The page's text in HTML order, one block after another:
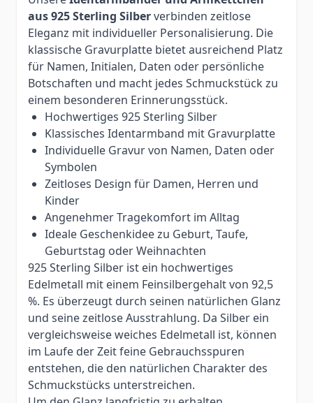
aus 925 Sterling Silberverbinden zeitlose
Eleganz mit individueller Personalisierung. Die
klassische Gravurplatte bietet ausreichend Platz
für Namen, Initialen, Daten oder persönliche
Botschaften und macht jedes Schmuckstück zu
einem besonderen Erinnerungsstück.
Hochwertiges 925 Sterling Silber
Klassisches Identarmband mit Gravurplatte
Individuelle Gravur von Namen, Daten oder
Symbolen
Zeitloses Design für Damen, Herren und
Kinder
Angenehmer Tragekomfort im Alltag
Ideale Geschenkidee zu Geburt, Taufe,
Geburtstag oder Weihnachten
925 Sterling Silber ist ein hochwertiges
Edelmetall mit einem Feinsilbergehalt von 92,5
%. Es überzeugt durch seinen natürlichen Glanz
und seine zeitlose Ausstrahlung. Da Silber ein
vergleichsweise weiches Edelmetall ist, können
im Laufe der Zeit feine Gebrauchsspuren
entstehen, die den natürlichen Charakter des
Schmuckstücks unterstreichen.